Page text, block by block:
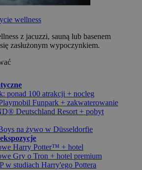
wellness
z jacuzzi, sauną lub basenem
zasłużonym wypoczynkiem.
ponad 100 atrakcji + nocleg
Funpark + zakwaterowanie
Deutschland Resort + pobyt
na żywo w Düsseldorfie
Harry Potter™ + hotel
Gry o Tron + hotel premium
w studiach Harry'ego Pottera